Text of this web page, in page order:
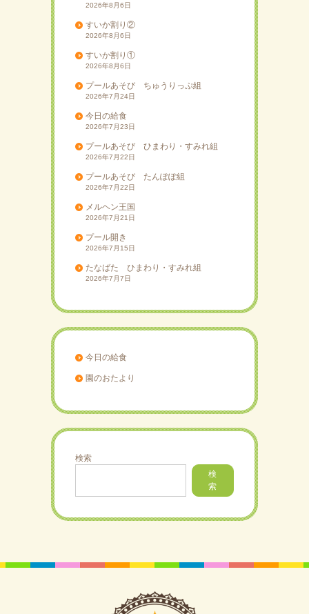
2026年8月6日
すいか割り②
2026年8月6日
すいか割り①
2026年8月6日
プールあそび ちゅうりっぷ組
2026年7月24日
今日の給食
2026年7月23日
プールあそび ひまわり・すみれ組
2026年7月22日
プールあそび たんぽぽ組
2026年7月22日
メルヘン王国
2026年7月21日
プール開き
2026年7月15日
たなばた ひまわり・すみれ組
2026年7月7日
今日の給食
園のおたより
検索
検
索